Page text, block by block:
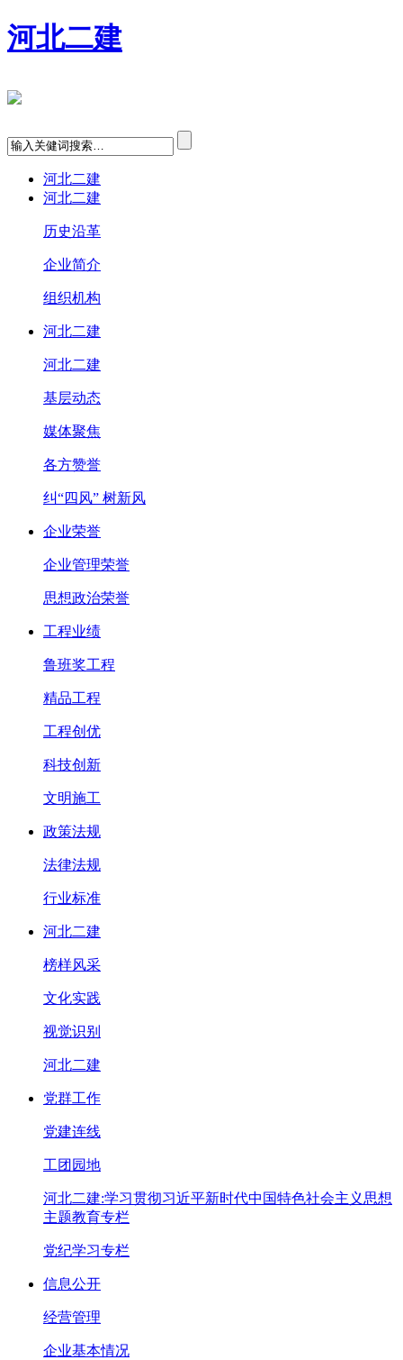
河北二建
河北二建
河北二建
历史沿革
企业简介
组织机构
河北二建
河北二建
基层动态
媒体聚焦
各方赞誉
纠“四风” 树新风
企业荣誉
企业管理荣誉
思想政治荣誉
工程业绩
鲁班奖工程
精品工程
工程创优
科技创新
文明施工
政策法规
法律法规
行业标准
河北二建
榜样风采
文化实践
视觉识别
河北二建
党群工作
党建连线
工团园地
河北二建:学习贯彻习近平新时代中国特色社会主义思想
主题教育专栏
党纪学习专栏
信息公开
经营管理
企业基本情况